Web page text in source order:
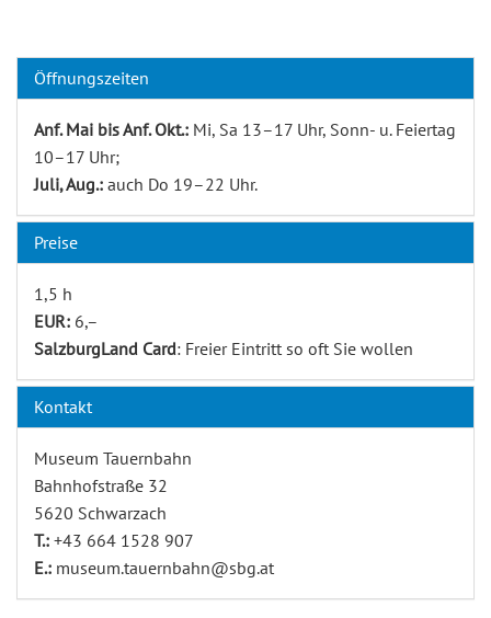
Öffnungszeiten
Anf. Mai bis Anf. Okt.: Mi, Sa 13–17 Uhr, Sonn- u. Feiertag
10–17 Uhr;
Juli, Aug.: auch Do 19–22 Uhr.
Preise
1,5 h
EUR: 6,–
SalzburgLand Card: Freier Eintritt so oft Sie wollen
Kontakt
Museum Tauernbahn
Bahnhofstraße 32
5620 Schwarzach
T.: +43 664 1528 907
E.: museum.tauernbahn@sbg.at